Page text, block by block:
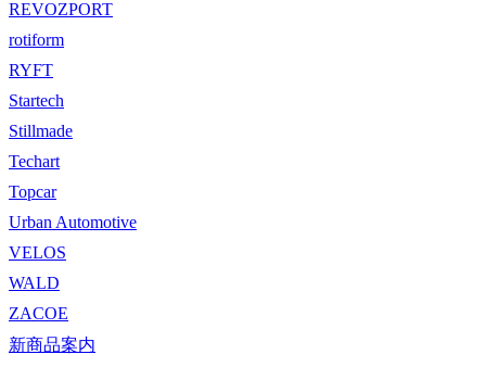
REVOZPORT
rotiform
RYFT
Startech
Stillmade
Techart
Topcar
Urban Automotive
VELOS
WALD
ZACOE
新商品案内